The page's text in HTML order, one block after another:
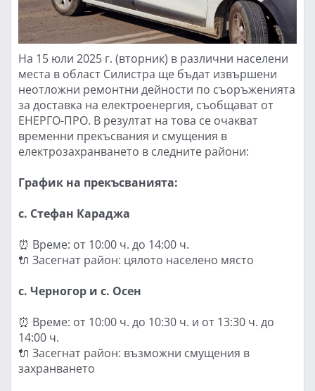
На 15 юли 2025 г. (вторник) в различни населени
места в област Силистра ще бъдат извършени
неотложни ремонтни дейности по съоръженията
за доставка на електроенергия, съобщават от
ЕНЕРГО-ПРО. В резултат на това се очакват
временни прекъсвания и смущения в
електрозахранването в следните райони:
График на прекъсванията:
с. Стефан Караджа
⏰ Време: от 10:00 ч. до 14:00 ч.
🔌 Засегнат район: цялото населено място
с. Черногор и с. Осен
⏰ Време: от 10:00 ч. до 10:30 ч. и от 13:30 ч. до
14:00 ч.
🔌 Засегнат район: възможни смущения в
захранването